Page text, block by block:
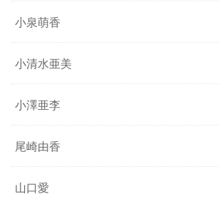
小泉萌香
小清水亜美
小澤亜李
尾崎由香
山口愛